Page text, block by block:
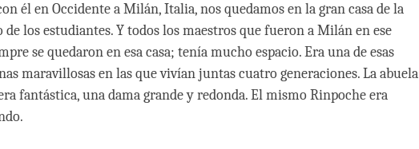
él en Occidente a Milán, Italia, nos quedamos en la gran casa de la
los estudiantes. Y todos los maestros que fueron a Milán en ese
se quedaron en esa casa; tenía mucho espacio. Era una de esas
maravillosas en las que vivían juntas cuatro generaciones. La abuela
fantástica, una dama grande y redonda. El mismo Rinpoche era